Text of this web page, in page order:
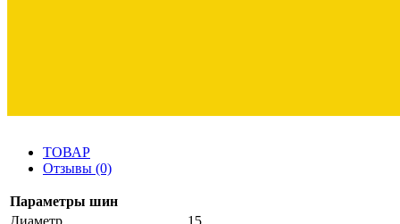
ТОВАР
Отзывы (0)
Параметры шин
Диаметр
15